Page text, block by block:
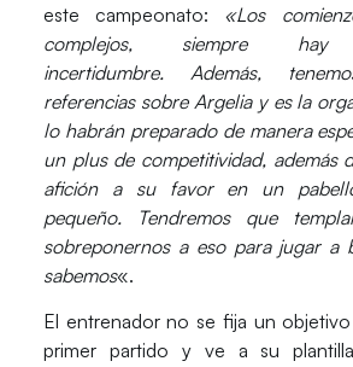
este campeonato: «Los
complejos, siempre
incertidumbre. Además,
referencias sobre Argelia y es la
lo habrán preparado de manera
un plus de competitividad, además
afición a su favor en un
pequeño. Tendremos que
sobreponernos a eso para jugar a
sabemos«.
El entrenador no se fija un
primer partido y ve a su